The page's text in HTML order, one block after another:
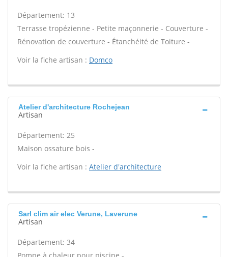
Département: 13
Terrasse tropézienne - Petite maçonnerie - Couverture -
Rénovation de couverture - Étanchéité de Toiture -
Voir la fiche artisan : Domco
Atelier d'architecture Rochejean
Artisan
Département: 25
Maison ossature bois -
Voir la fiche artisan : Atelier d'architecture
Sarl clim air elec Verune, Laverune
Artisan
Département: 34